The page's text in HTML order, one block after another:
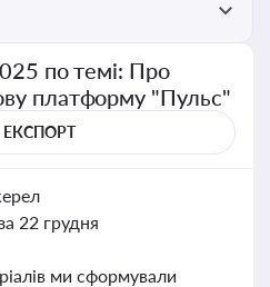
по темі: Про
платформу "Пульс"
ЕКСПОРТ
22 грудня
ми сформували